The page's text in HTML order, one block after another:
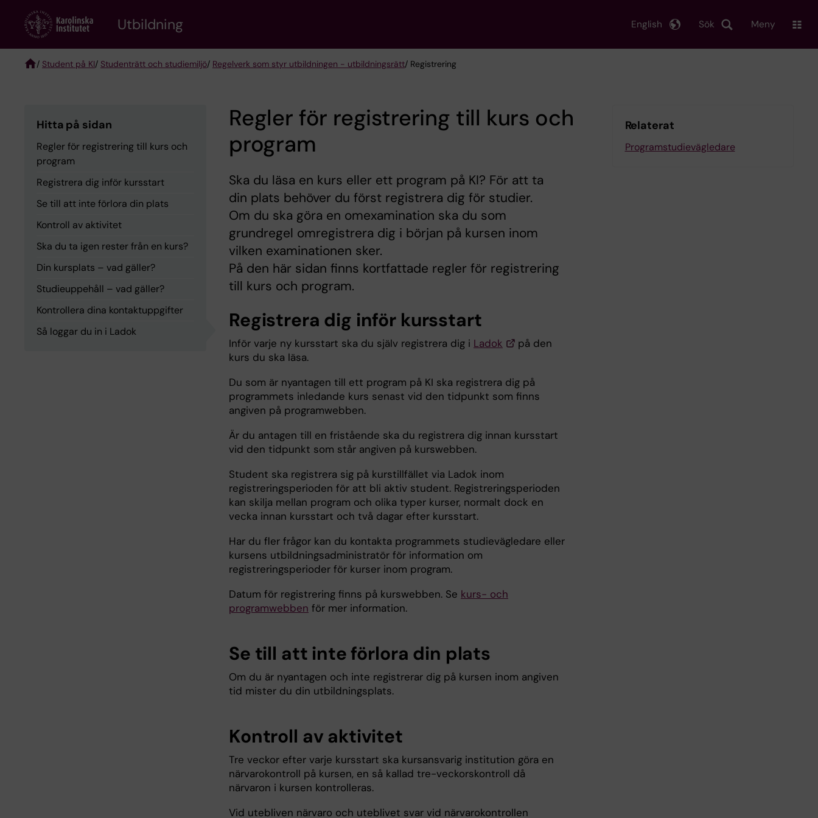
content
Utbildning Sök
English Meny
/ Student på KI/ Studenträtt och studiemiljö/ Regelverk som styr utbildningen - utbildningsrätt/ Registrering
Hitta på sidan
Regler för registrering till kurs och
program
Registrera dig inför kursstart
Se till att inte förlora din plats
Kontroll av aktivitet
Ska du ta igen rester från en kurs?
Din kursplats – vad gäller?
Studieuppehåll – vad gäller?
Kontrollera dina kontaktuppgifter
Så loggar du in i Ladok
Regler för registrering till kurs och
program
Ska du läsa en kurs eller ett program på KI? För att ta
din plats behöver du först registrera dig för studier.
Om du ska göra en omexamination ska du som
grundregel omregistrera dig i början på kursen inom
vilken examinationen sker.
På den här sidan finns kortfattade regler för registrering
till kurs och program.
Registrera dig inför kursstart
Inför varje ny kursstart ska du själv registrera dig i Ladok
på den
kurs du ska läsa.
Du som är nyantagen till ett program på KI ska registrera dig på
programmets inledande kurs senast vid den tidpunkt som finns
angiven på programwebben.
Är du antagen till en fristående ska du registrera dig innan kursstart
vid den tidpunkt som står angiven på kurswebben.
Student ska registrera sig på kurstillfället via Ladok inom
registreringsperioden för att bli aktiv student. Registreringsperioden
kan skilja mellan program och olika typer kurser, normalt dock en
vecka innan kursstart och två dagar efter kursstart.
Har du fler frågor kan du kontakta programmets studievägledare eller
kursens utbildningsadministratör för information om
registreringsperioder för kurser inom program.
Datum för registrering finns på kurswebben. Se kurs- och
programwebben för mer information.
Se till att inte förlora din plats
Om du är nyantagen och inte registrerar dig på kursen inom angiven
tid mister du din utbildningsplats.
Kontroll av aktivitet
Tre veckor efter varje kursstart ska kursansvarig institution göra en
närvarokontroll på kursen, en så kallad tre-veckorskontroll då
närvaron i kursen kontrolleras.
Vid utebliven närvaro och uteblivet svar vid närvarokontrollen
Relaterat
Programstudievägledare